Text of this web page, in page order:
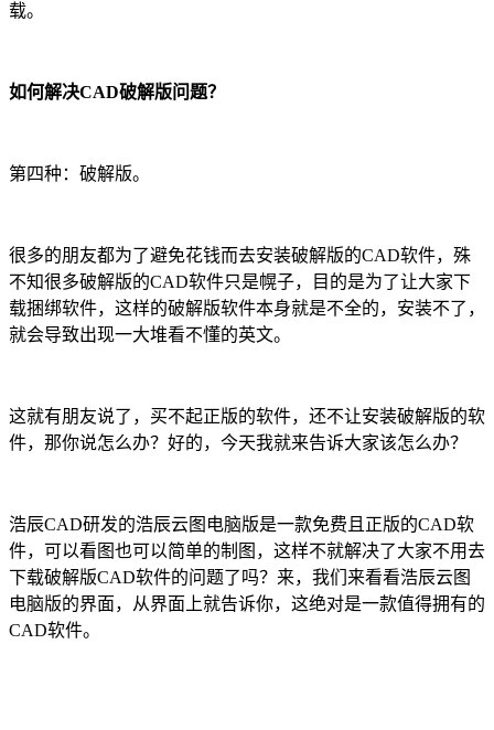
载。
如何解决CAD破解版问题？
第四种：破解版。
很多的朋友都为了避免花钱而去安装破解版的CAD软件，殊
不知很多破解版的CAD软件只是幌子，目的是为了让大家下
载捆绑软件，这样的破解版软件本身就是不全的，安装不了，
就会导致出现一大堆看不懂的英文。
这就有朋友说了，买不起正版的软件，还不让安装破解版的软
件，那你说怎么办？好的，今天我就来告诉大家该怎么办？
浩辰CAD研发的浩辰云图电脑版是一款免费且正版的CAD软
件，可以看图也可以简单的制图，这样不就解决了大家不用去
下载破解版CAD软件的问题了吗？来，我们来看看浩辰云图
电脑版的界面，从界面上就告诉你，这绝对是一款值得拥有的
CAD软件。